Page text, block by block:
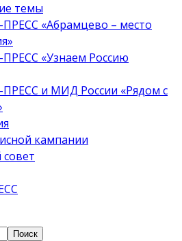
темы
«Абрамцево – место
«Узнаем Россию
и МИД России «Рядом с
кампании